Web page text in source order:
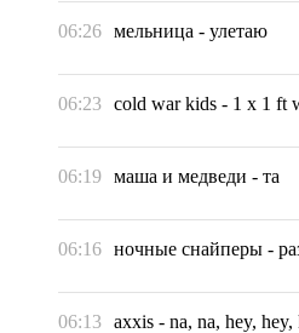
06:26 мельница - улетаю
06:23 cold war kids - 1 x 1 ft
06:19 маша и медведи - та
06:16 ночные снайперы -
06:13 axxis - na, na, hey,